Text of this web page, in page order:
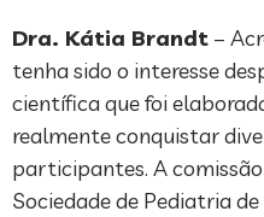
Dra. Kátia Brandt –
tenha sido o interesse
científica que foi
realmente conquistar
participantes. A
Sociedade de Pediatria